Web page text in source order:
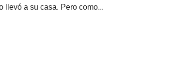
llevó a su casa. Pero como...